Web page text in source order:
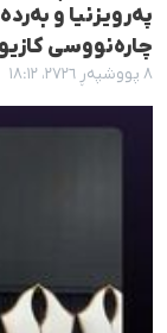
پەرویزنیا و
چارەنووسی
٨ پووشپەڕ ٢٧٢٦، ١٨:١٢